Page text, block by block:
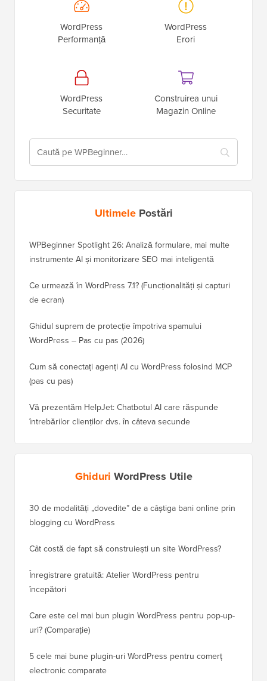
WordPress
Performanță
WordPress
Erori
WordPress
Securitate
Construirea unui
Magazin Online
UltimelePostări
WPBeginner Spotlight 26: Analiză formulare, mai multe
instrumente AI și monitorizare SEO mai inteligentă
Ce urmează în WordPress 7.1? (Funcționalități și capturi
de ecran)
Ghidul suprem de protecție împotriva spamului
WordPress – Pas cu pas (2026)
Cum să conectați agenți AI cu WordPress folosind MCP
(pas cu pas)
Vă prezentăm HelpJet: Chatbotul AI care răspunde
întrebărilor clienților dvs. în câteva secunde
Ghiduri WordPress Utile
30 de modalități „dovedite” de a câștiga bani online prin
blogging cu WordPress
Cât costă de fapt să construiești un site WordPress?
Înregistrare gratuită: Atelier WordPress pentru
începători
Care este cel mai bun plugin WordPress pentru pop-up-
uri? (Comparație)
5 cele mai bune plugin-uri WordPress pentru comerț
electronic comparate